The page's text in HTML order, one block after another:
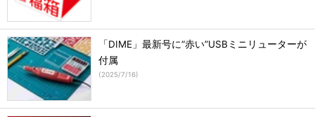
「DIME」最新号に“赤い”USBミニリューターが
付属
(2025/7/16)